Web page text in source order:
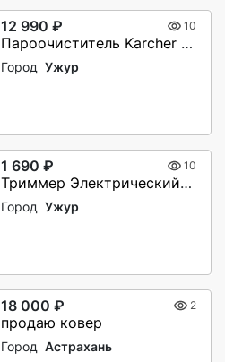
12 990 ₽ 10
Пароочиститель Karcher SC3
Город Ужур
1 690 ₽ 10
Триммер Электрический Aiken MT 250\0.25-2
Город Ужур
18 000 ₽ 2
продаю ковер
Город Астрахань